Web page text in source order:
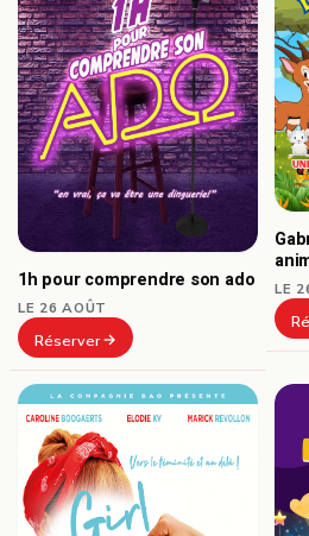
1h pour comprendre son ado
LE 26 AOÛT
Réserver
LE